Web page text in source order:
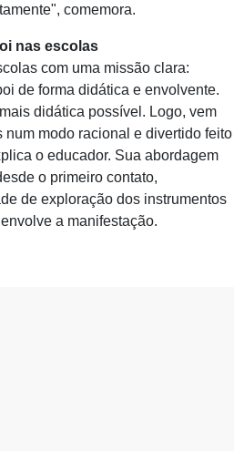
comemora.
nas escolas
com uma missão clara:
de forma didática e envolvente.
didática possível. Logo, vem
modo racional e divertido feito
o educador. Sua abordagem
o primeiro contato,
de exploração dos instrumentos
a manifestação.